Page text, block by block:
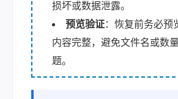
损坏或数据泄露。
预览验证：恢复前务必预
内容完整，避免文件名或数
题。